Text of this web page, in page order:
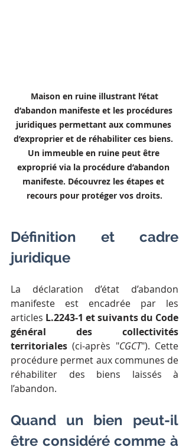
Maison en ruine illustrant l’état
d’abandon manifeste et les procédures
juridiques permettant aux communes
d’exproprier et de réhabiliter ces biens.
Un immeuble en ruine peut être
exproprié via la procédure d’abandon
manifeste. Découvrez les étapes et
recours pour protéger vos droits.
Définition et cadre
juridique
La déclaration d’état d’abandon
manifeste est encadrée par les
articles L.2243-1 et suivants du Code
général des collectivités
territoriales (ci-après "CGCT"). Cette
procédure permet aux communes de
réhabiliter des biens laissés à
l’abandon.
Quand un bien peut-il
être considéré comme à